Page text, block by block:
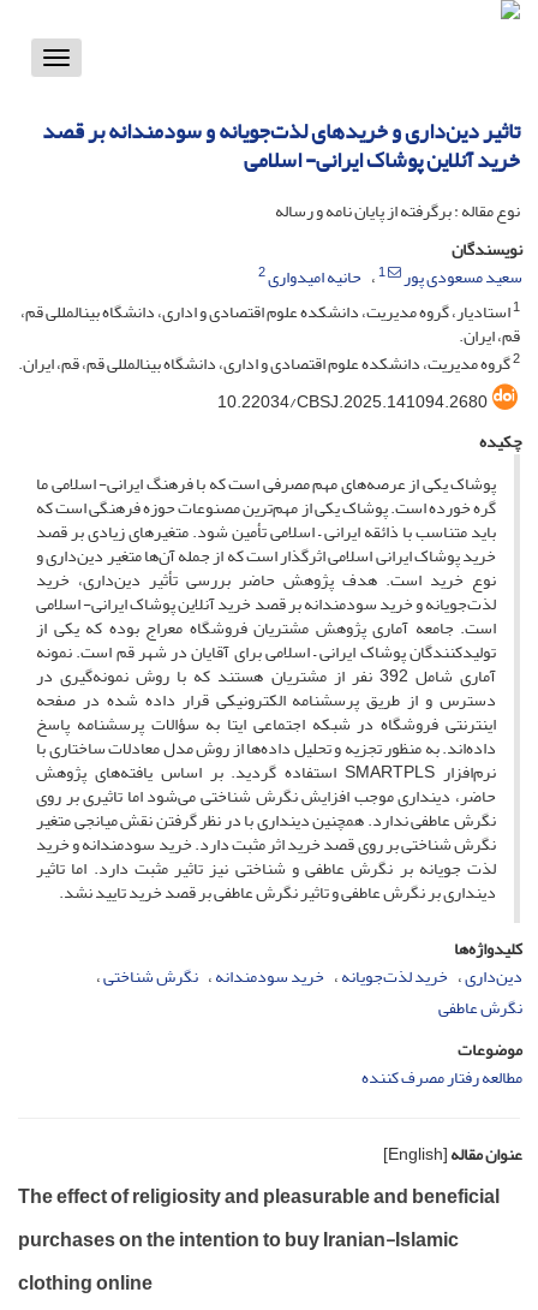
Toggle
تاثیر دین‌داری و خریدهای لذت‌جویانه و سودمندانه بر قصد
خرید آنلاین پوشاک ایرانی- اسلامی
نوع مقاله : برگرفته از پایان نامه و رساله
نویسندگان
سعید مسعودی پور
1 حانیه امیدواری2
1استادیار، گروه مدیریت، دانشکده علوم اقتصادی و اداری، دانشگاه بینالمللی قم،
قم، ایران.
2گروه مدیریت، دانشکده علوم اقتصادی و اداری، دانشگاه بینالمللی قم، قم، ایران.
10.22034/CBSJ.2025.141094.2680
چکیده
پوشاک یکی از عرصه‌های مهم مصرفی است که با فرهنگ ایرانی- اسلامی ما
گره خورده است. پوشاک یکی از مهم‌ترین مصنوعات حوزه فرهنگی است که
باید متناسب با ذائقه ایرانی – اسلامی تأمین شود. متغیرهای زیادی بر قصد
خرید پوشاک ایرانی اسلامی اثرگذار است که از جمله آن‌ها متغیر دین‌داری و
نوع خرید است. هدف پژوهش حاضر بررسی تأثیر دین‌داری، خرید
لذت‌جویانه و خرید سودمندانه بر قصد خرید آنلاین پوشاک ایرانی- اسلامی
است. جامعه آماری پژوهش مشتریان فروشگاه معراج بوده که یکی از
تولیدکنندگان پوشاک ایرانی – اسلامی برای آقایان در شهر قم است. نمونه
آماری شامل 392 نفر از مشتریان هستند که با روش نمونه‌گیری در
دسترس و از طریق پرسشنامه الکترونیکی قرار داده شده در صفحه
اینترنتی فروشگاه در شبکه اجتماعی ایتا به سؤالات پرسشنامه پاسخ
داده‌اند. به منظور تجزیه و تحلیل داده‌ها از روش مدل معادلات ساختاری با
نرم‌افزار SMARTPLS استفاده گردید. بر اساس یافته‌های پژوهش
حاضر، دینداری موجب افزایش نگرش شناختی می‌شود اما تاثیری بر روی
نگرش عاطفی ندارد. همچنین دینداری با در نظر گرفتن نقش میانجی متغیر
نگرش شناختی بر روی قصد خرید اثر مثبت دارد. خرید سودمندانه و خرید
لذت جویانه بر نگرش عاطفی و شناختی نیز تاثیر مثبت دارد. اما تاثیر
دینداری بر نگرش عاطفی و تاثیر نگرش عاطفی بر قصد خرید تایید نشد.
کلیدواژه‌ها
دین‌داری خرید لذت‌جویانه خرید سودمندانه نگرش شناختی
نگرش عاطفی
موضوعات
مطالعه رفتار مصرف کننده
عنوان مقاله[English]
The effect of religiosity and pleasurable and beneficial
purchases on the intention to buy Iranian-Islamic
clothing online